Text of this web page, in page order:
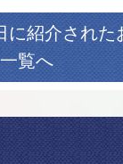
に紹介された
一覧へ